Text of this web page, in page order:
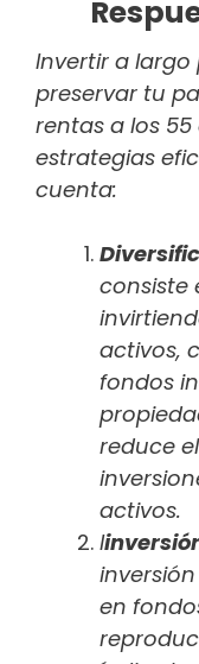
Invertir a largo
preservar tu
rentas a los
estrategias
cuenta:
consiste
activos,
fondos
reduce
activos.
I
en